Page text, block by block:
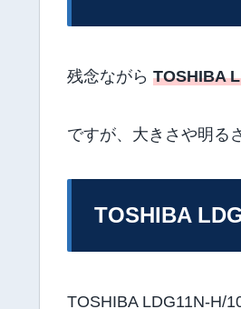
残念ながら TOSHIBA
ですが、大きさや明る
TOSHIBA
TOSHIBA LDG11N-H/